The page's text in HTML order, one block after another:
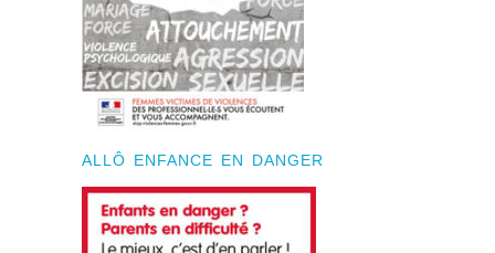
ALLÔ ENFANCE EN DANGER